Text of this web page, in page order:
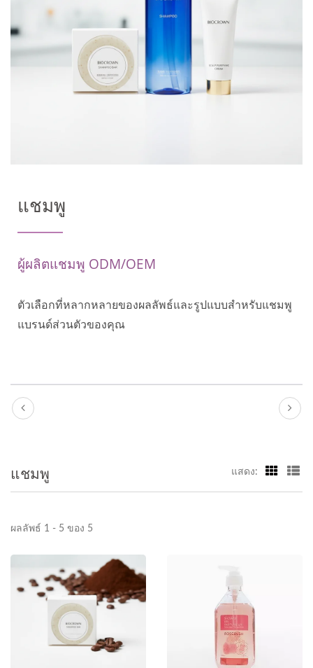
แชมพู
ผู้ผลิตแชมพู ODM/OEM
ตัวเลือกที่หลากหลายของผลลัพธ์และรูปแบบสำหรับแชมพู
แบรนด์ส่วนตัวของคุณ
แชมพู แสดง:
ผลลัพธ์ 1 - 5 ของ 5